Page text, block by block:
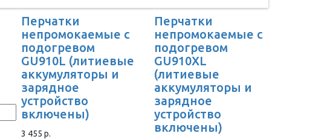
Перчатки
непромокаемые с
подогревом
GU910L (литиевые
аккумуляторы и
зарядное
устройство
включены)
3 455 р.
Перчатки
непромокаемые с
подогревом
GU910XL
(литиевые
аккумуляторы и
зарядное
устройство
включены)